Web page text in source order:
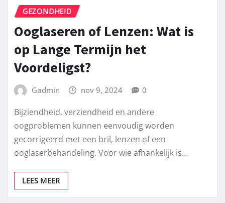
GEZONDHEID
Ooglaseren of Lenzen: Wat is
op Lange Termijn het
Voordeligst?
Gadmin nov 9, 2024 0
Bijziendheid, verziendheid en andere
oogproblemen kunnen eenvoudig worden
gecorrigeerd met een bril, lenzen of een
ooglaserbehandeling. Voor wie afhankelijk is…
LEES MEER